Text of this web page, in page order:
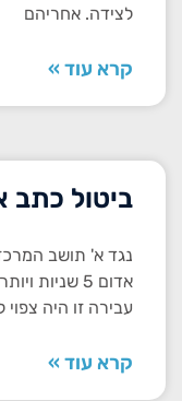
לצידה. אחריהם
קרא עוד »
ביטול כתב
נגד א' תושב
אדום 5
עבירה זו היה
קרא עוד »